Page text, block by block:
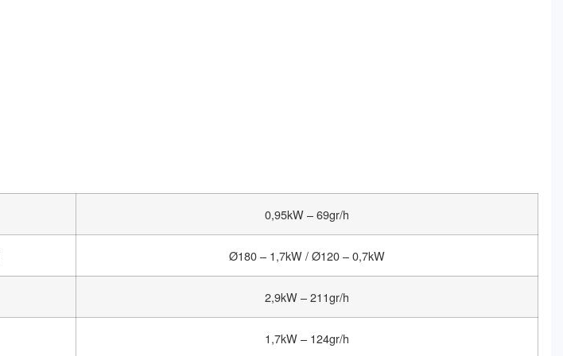
0,95kW – 69gr/h
Ø180 – 1,7kW / Ø120 – 0,7kW
2,9kW – 211gr/h
1,7kW – 124gr/h